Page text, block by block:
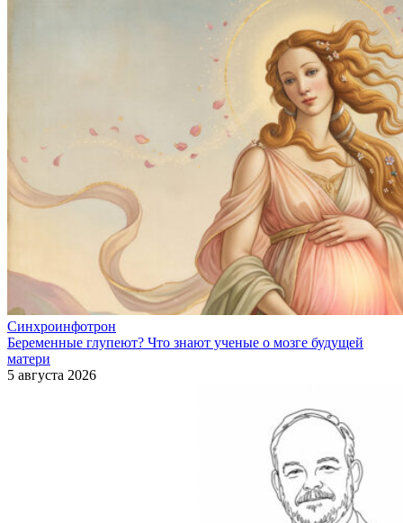
Синхроинфотрон
Беременные глупеют? Что знают ученые о мозге будущей
матери
5 августа 2026